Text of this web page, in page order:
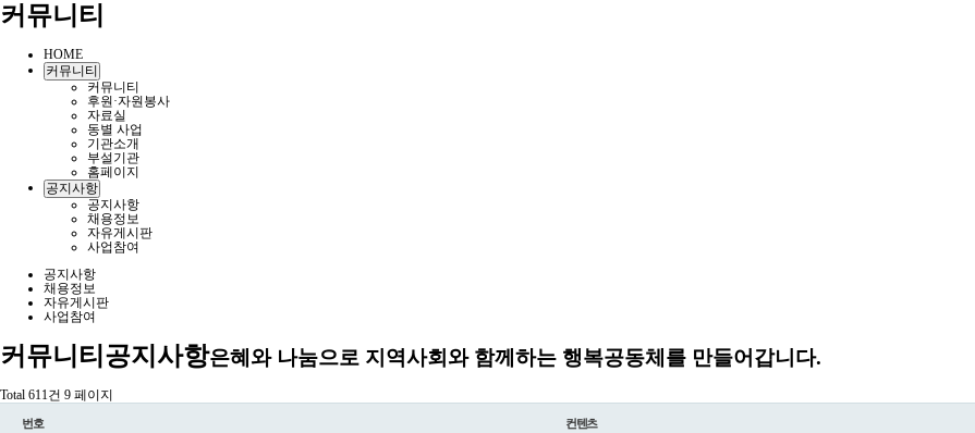
커뮤니티
HOME
커뮤니티
커뮤니티
후원·자원봉사
자료실
동별 사업
기관소개
부설기관
홈페이지
공지사항
공지사항
채용정보
자유게시판
사업참여
공지사항
채용정보
자유게시판
사업참여
커뮤니티 공지사항은혜와 나눔으로 지역사회와 함께하는 행복공동체를 만들어갑니다.
Total 611건 9 페이지
번호 컨텐츠